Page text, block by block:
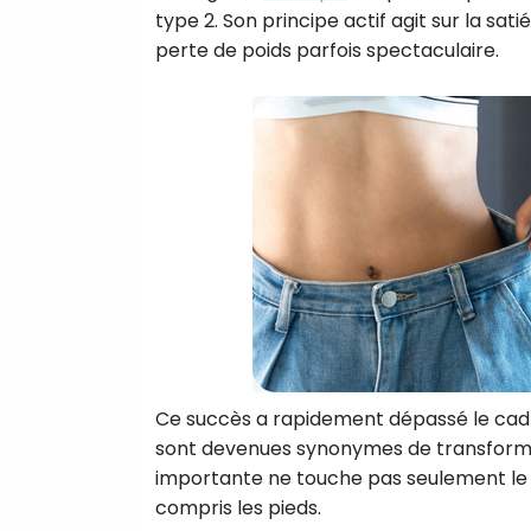
type 2. Son principe actif agit sur la
perte de poids parfois spectaculaire.
Ce succès a rapidement dépassé le
sont devenues synonymes de
importante ne touche pas seulement le
compris les pieds.